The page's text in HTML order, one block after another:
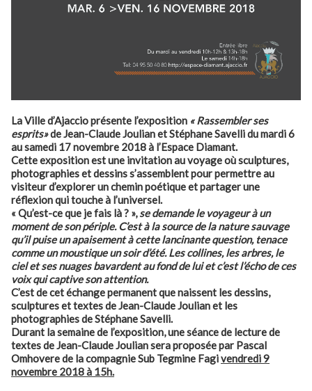
La Ville d’Ajaccio présente l’exposition « Rassembler ses
esprits»de Jean-Claude Joulian et Stéphane Savelli du mardi 6
au samedi 17 novembre 2018 à l’Espace Diamant.
Cette exposition est une invitation au voyage où sculptures,
photographies et dessins s’assemblent pour permettre au
visiteur d’explorer un chemin poétique et partager une
réflexion qui touche à l’universel.
« Qu’est-ce que je fais là ? »,se demande le voyageur à un
moment de son périple. C’est à la source de la nature sauvage
qu’il puise un apaisement à cette lancinante question, tenace
comme un moustique un soir d’été. Les collines, les arbres, le
ciel et ses nuages bavardent au fond de lui et c’est l’écho de ces
voix qui captive son attention.
C’est de cet échange permanent que naissent les dessins,
sculptures et textes de Jean-Claude Joulian et les
photographies de Stéphane Savelli.
Durant la semaine de l’exposition, une séance de lecture de
textes de Jean-Claude Joulian sera proposée par Pascal
Omhovere de la compagnie Sub Tegmine Fagivendredi 9
novembre 2018 à 15h.